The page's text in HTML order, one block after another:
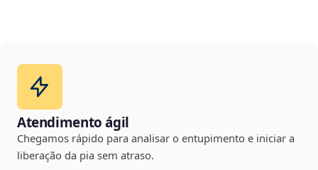
Atendimento ágil
Chegamos rápido para analisar o entupimento e iniciar a
liberação da pia sem atraso.